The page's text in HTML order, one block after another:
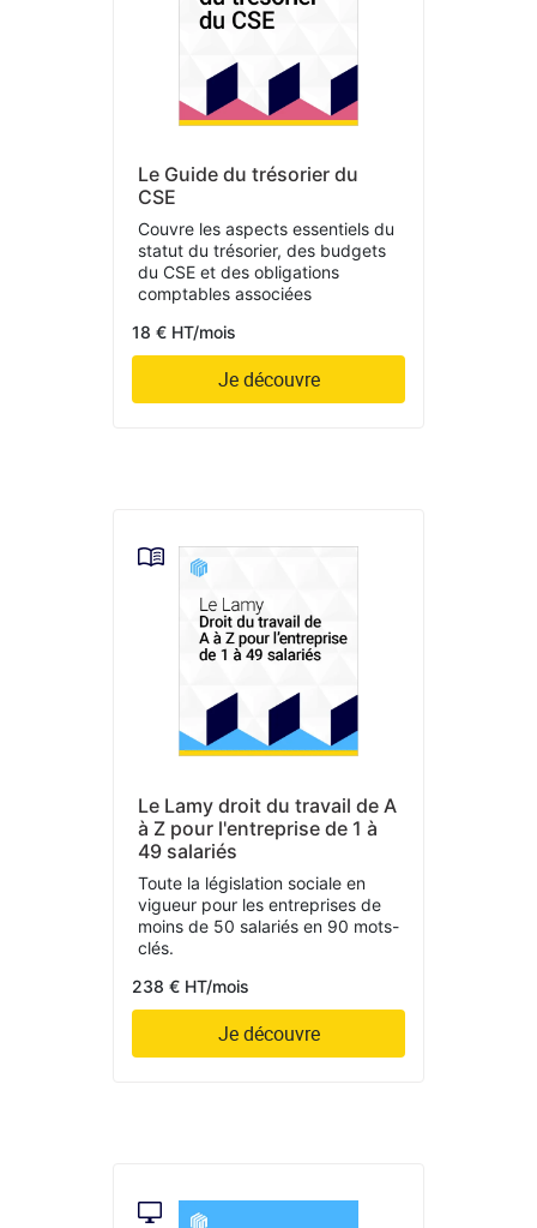
Le Guide du trésorier du
CSE
Couvre les aspects essentiels du
statut du trésorier, des budgets
du CSE et des obligations
comptables associées
18 € HT/mois
Je découvre
Le Lamy droit du travail de A
à Z pour l'entreprise de 1 à
49 salariés
Toute la législation sociale en
vigueur pour les entreprises de
moins de 50 salariés en 90 mots-
clés.
238 € HT/mois
Je découvre